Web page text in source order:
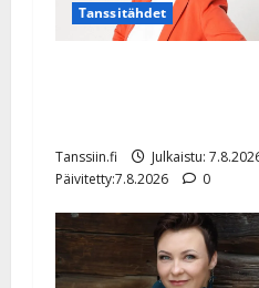
Tanssitähdet
Tanssiin.fi
Julkaistu:
Päivitetty:7.8.2026
0